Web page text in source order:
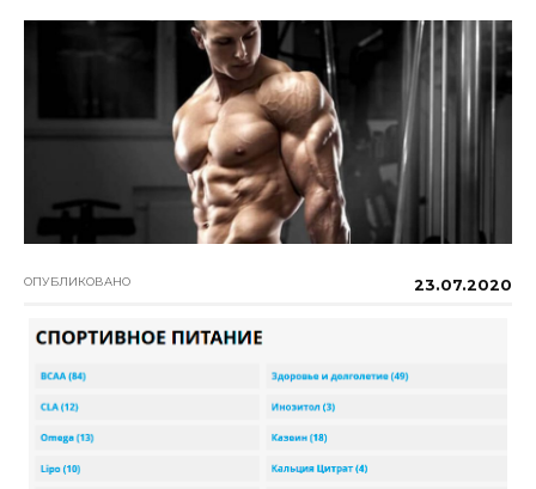
ОПУБЛИКОВАНО 23.07.2020